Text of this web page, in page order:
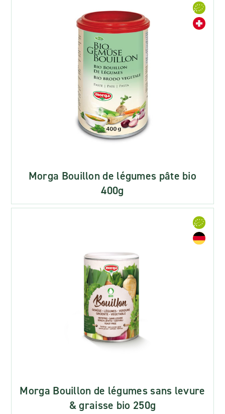
Morga Bouillon de légumes pâte bio
400g
Morga Bouillon de légumes sans levure
& graisse bio 250g